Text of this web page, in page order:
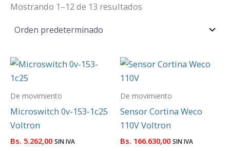
Mostrando 1–12 de 13 resultados
De movimiento
Microswitch 0v-153-1c25
Voltron
Bs. 5.262,00 SIN IVA
De movimiento
Sensor Cortina Weco
110V Voltron
Bs. 166.630,00 SIN IVA